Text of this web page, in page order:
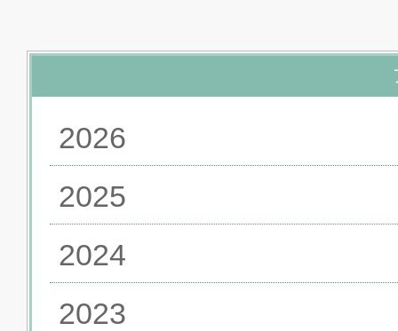
2026
2025
2024
2023